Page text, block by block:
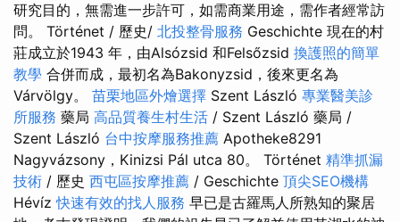
研究目的，無需進一步許可，如需商業用途，需作者經常訪
問。 Történet / 歷史/ 北投整骨服務 Geschichte 現在的村
莊成立於1943 年，由Alsózsid 和Felsőzsid 換護照的簡單
教學 合併而成，最初名為Bakonyzsid，後來更名為
Várvölgy。 苗栗地區外燴選擇 Szent László 專業醫美診
所服務 藥局 高品質養生村生活 / Szent László 藥局 /
Szent László 台中按摩服務推薦 Apotheke8291
Nagyvázsony，Kinizsi Pál utca 80。 Történet 精準抓漏
技術 / 歷史 西屯區按摩推薦 / Geschichte 頂尖SEO機構
Hévíz快速有效的找人服務 早已是古羅馬人所熟知的聚居